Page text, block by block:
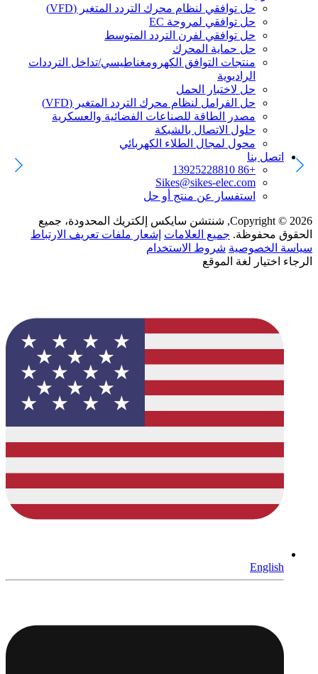
حل توافقي لنظام محرك التردد المتغير (VFD)
حل توافقي لمروحة EC
حل توافقي لفرن التردد المتوسط
حل حماية المحرك
منتجات التوافق الكهرومغناطيسي/تداخل الترددات
الراديوية
حل لاختبار الحمل
حل الفرامل لنظام محرك التردد المتغير (VFD)
مصدر الطاقة للصناعات الفضائية والعسكرية
حلول الاتصال بالشبكة
محول لمجال الطلاء الكهربائي
اتصل بنا
+86 13925228810
Sikes@sikes-elec.com
استفسار عن منتج أو حل
Copyright © 2026, شنتشن سايكس إلكتريك المحدودة، جميع
الحقوق محفوظة. جميع العلامات إشعار ملفات تعريف الارتباط
سياسة الخصوصية شروط الاستخدام
الرجاء اختيار لغة الموقع
English